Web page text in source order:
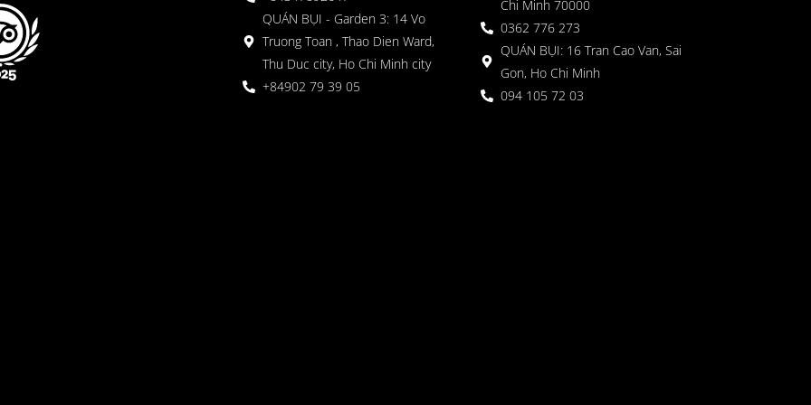
QUÁN BỤI - Garden 3: 14 Vo
Truong Toan , Thao Dien Ward,
Thu Duc city, Ho Chi Minh city
+84902 79 39 05
Chi Minh 70000
0362 776 273
QUÁN BỤI: 16 Tran Cao Van, Sai
Gon, Ho Chi Minh
094 105 72 03